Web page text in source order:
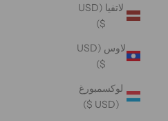
لاتفيا (USD
$)
لاوس (USD
$)
لوكسمبورغ
(USD $)